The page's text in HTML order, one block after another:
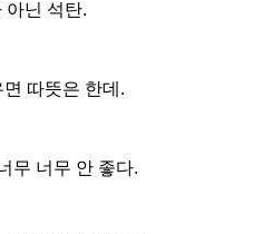
아닌 석탄.
따뜻은 한데.
무 너무 안 좋다.